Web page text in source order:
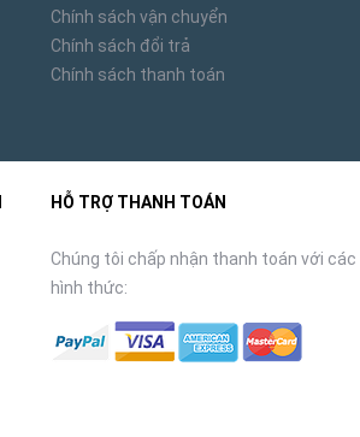
Chính sách vận chuyển
Chính sách đổi trả
Chính sách thanh toán
HỖ TRỢ THANH TOÁN
Chúng tôi chấp nhận thanh toán với các
hình thức: